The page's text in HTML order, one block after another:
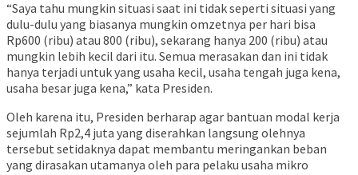
“Saya tahu mungkin situasi saat ini tidak seperti situasi yang
dulu-dulu yang biasanya mungkin omzetnya per hari bisa
Rp600 (ribu) atau 800 (ribu), sekarang hanya 200 (ribu) atau
mungkin lebih kecil dari itu. Semua merasakan dan ini tidak
hanya terjadi untuk yang usaha kecil, usaha tengah juga kena,
usaha besar juga kena,” kata Presiden.
Oleh karena itu, Presiden berharap agar bantuan modal kerja
sejumlah Rp2,4 juta yang diserahkan langsung olehnya
tersebut setidaknya dapat membantu meringankan beban
yang dirasakan utamanya oleh para pelaku usaha mikro